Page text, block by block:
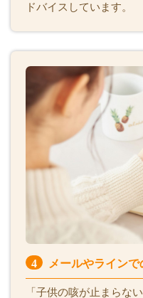
ドバイスしています。
4 メールやライン
「子供の咳が止まらな